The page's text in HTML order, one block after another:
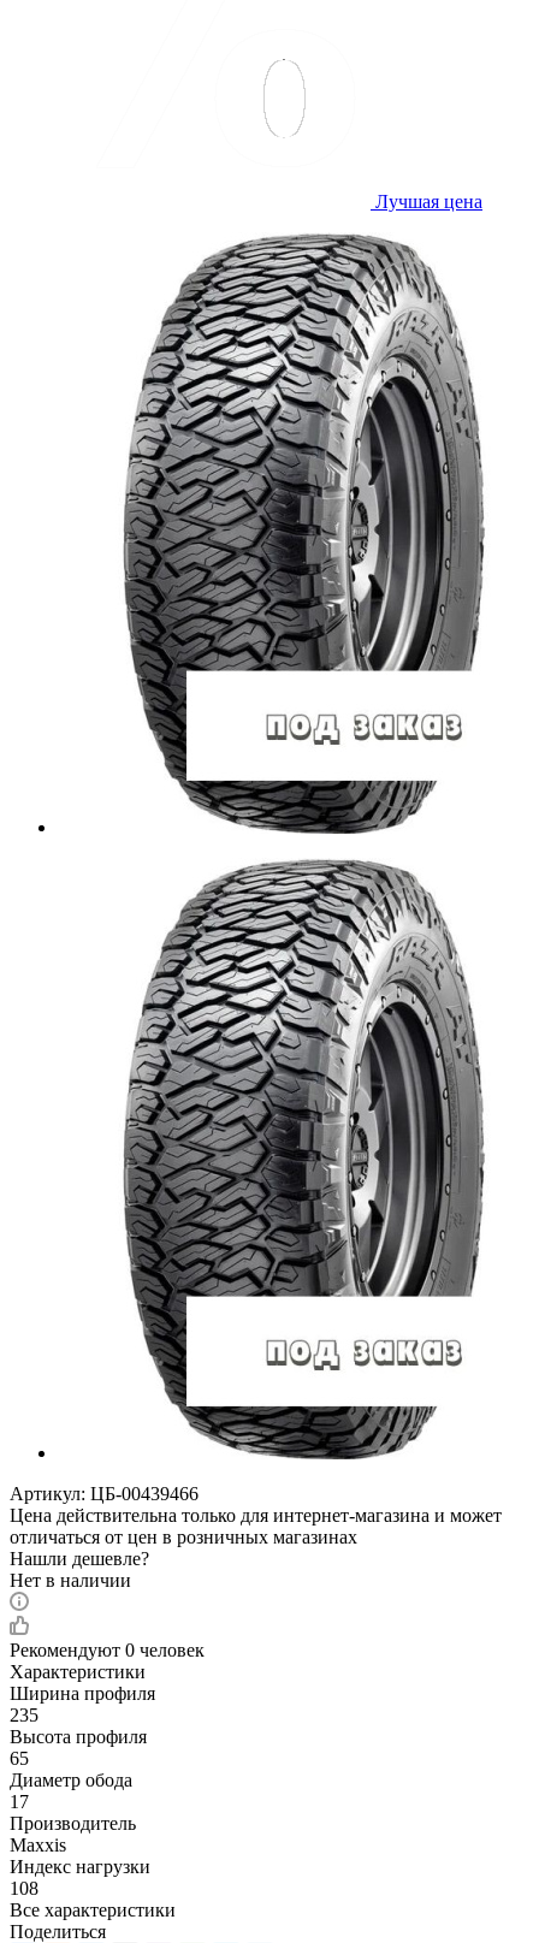
Лучшая цена
Артикул: ЦБ-00439466
Цена действительна только для интернет-магазина и может
отличаться от цен в розничных магазинах
Нашли дешевле?
Нет в наличии
Рекомендуют 0 человек
Характеристики
Ширина профиля
235
Высота профиля
65
Диаметр обода
17
Производитель
Maxxis
Индекс нагрузки
108
Все характеристики
Поделиться